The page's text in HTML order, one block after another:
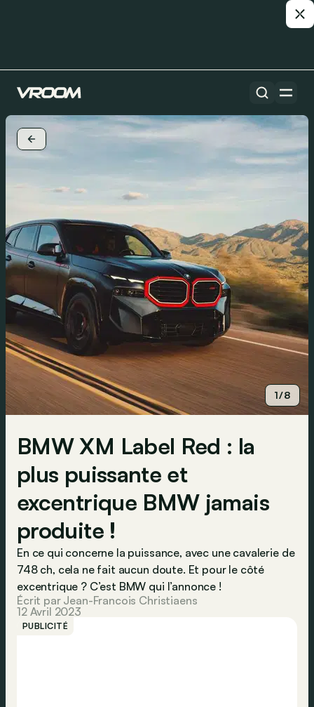
1/8
BMW XM Label Red : la
plus puissante et
excentrique BMW jamais
produite !
En ce qui concerne la puissance, avec une cavalerie de
748 ch, cela ne fait aucun doute. Et pour le côté
excentrique ? C’est BMW qui l’annonce !
Écrit par Jean-Francois Christiaens
12 Avril 2023
PUBLICITÉ